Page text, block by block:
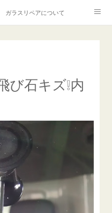
ガラスリペアについて
ズ取り・研磨・磨き
ント『アクアペル』
価格の理由について
事
は？
石キズ❕内